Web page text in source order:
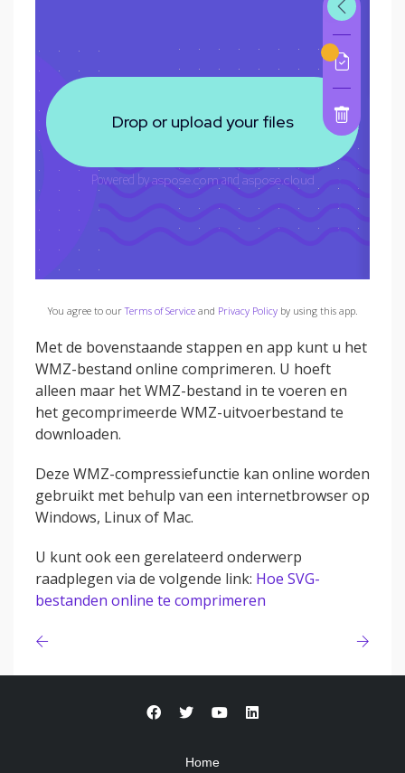
You agree to ourTerms of Serviceand Privacy Policyby using this app.
Met de bovenstaande stappen en app kunt u het
WMZ-bestand online comprimeren. U hoeft
alleen maar het WMZ-bestand in te voeren en
het gecomprimeerde WMZ-uitvoerbestand te
downloaden.
Deze WMZ-compressiefunctie kan online worden
gebruikt met behulp van een internetbrowser op
Windows, Linux of Mac.
U kunt ook een gerelateerd onderwerp
raadplegen via de volgende link: Hoe SVG-
bestanden online te comprimeren
Home